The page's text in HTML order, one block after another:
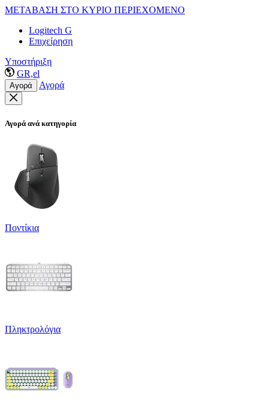
ΜΕΤΑΒΑΣΗ ΣΤΟ ΚΥΡΙΟ ΠΕΡΙΕΧΟΜΕΝΟ
Logitech G
Επιχείρηση
Υποστήριξη
GR,el
Αγορά Αγορά
Αγορά ανά κατηγορία
Ποντίκια
Πληκτρολόγια